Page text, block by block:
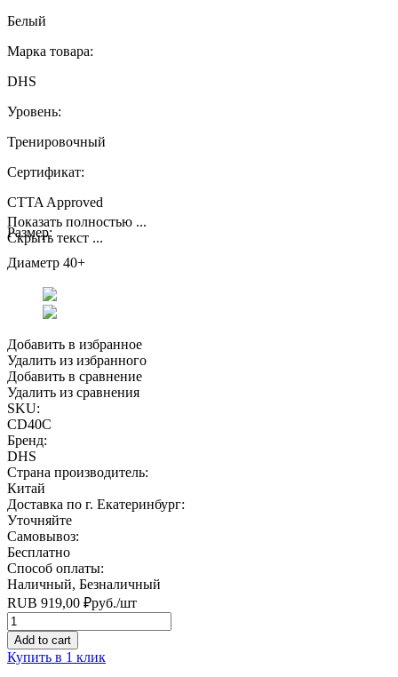
Белый
Марка товара:
DHS
Уровень:
Тренировочный
Сертификат:
CTTA Approved
Размер:
Диаметр 40+
Показать полностью ...
Скрыть текст ...
Добавить в избранное
Удалить из избранного
Добавить в сравнение
Удалить из сравнения
SKU:
CD40C
Бренд:
DHS
Страна производитель:
Китай
Доставка по г. Екатеринбург:
Уточняйте
Самовывоз:
Бесплатно
Способ оплаты:
Наличный, Безналичный
RUB 919,00 ₽руб./шт
Quantity
Add to cart
Купить в 1 клик